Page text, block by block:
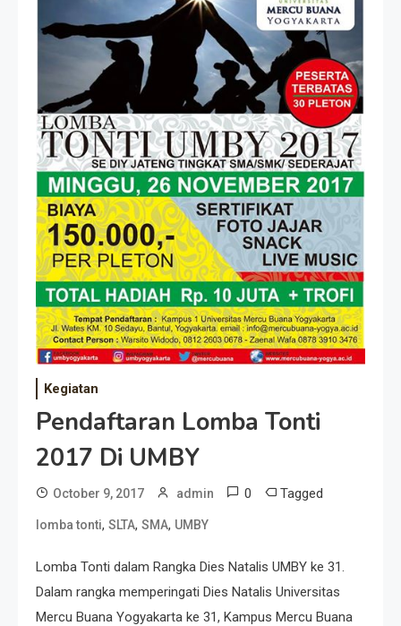
Kegiatan
Pendaftaran Lomba Tonti
2017 Di UMBY
October 9, 2017 admin 0 Tagged
lomba tonti, SLTA, SMA, UMBY
Lomba Tonti dalam Rangka Dies Natalis UMBY ke 31.
Dalam rangka memperingati Dies Natalis Universitas
Mercu Buana Yogyakarta ke 31, Kampus Mercu Buana